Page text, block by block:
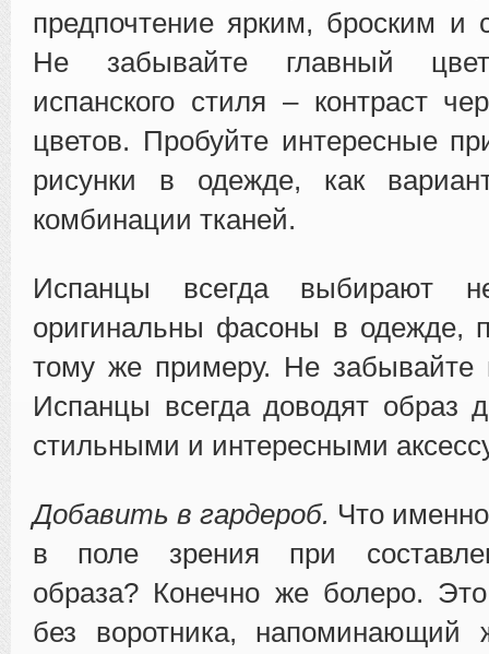
предпочтение ярким, броским и
Не забывайте главный
испанского стиля – контраст
цветов. Пробуйте интересные
рисунки в одежде, как
комбинации тканей.
Испанцы всегда выбирают
оригинальны фасоны в одежде,
тому же примеру. Не забывайте
Испанцы всегда доводят образ
стильными и интересными
Добавить в гардероб. Что
в поле зрения при
образа? Конечно же болеро. Это
без воротника, напоминающий